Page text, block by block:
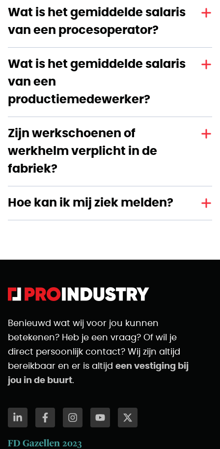
Wat is het gemiddelde salaris
van een procesoperator?
Wat is het gemiddelde salaris
van een
productiemedewerker?
Zijn werkschoenen of
werkhelm verplicht in de
fabriek?
Hoe kan ik mij ziek melden?
Benieuwd wat wij voor jou kunnen
betekenen? Heb je een vraag? Of wil je
direct persoonlijk contact? Wij zijn altijd
bereikbaar en er is altijd een vestiging bij
jou in de buurt.